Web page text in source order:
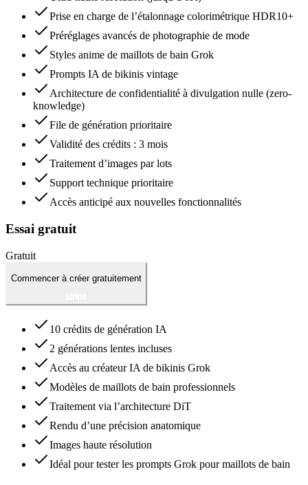
Prise en charge de l’étalonnage colorimétrique HDR10+
Préréglages avancés de photographie de mode
Styles anime de maillots de bain Grok
Prompts IA de bikinis vintage
Architecture de confidentialité à divulgation nulle (zero-
knowledge)
File de génération prioritaire
Validité des crédits : 3 mois
Traitement d’images par lots
Support technique prioritaire
Accès anticipé aux nouvelles fonctionnalités
Essai gratuit
Gratuit
Commencer à créer gratuitement
10 crédits de génération IA
2 générations lentes incluses
Accès au créateur IA de bikinis Grok
Modèles de maillots de bain professionnels
Traitement via l’architecture DiT
Rendu d’une précision anatomique
Images haute résolution
Idéal pour tester les prompts Grok pour maillots de bain